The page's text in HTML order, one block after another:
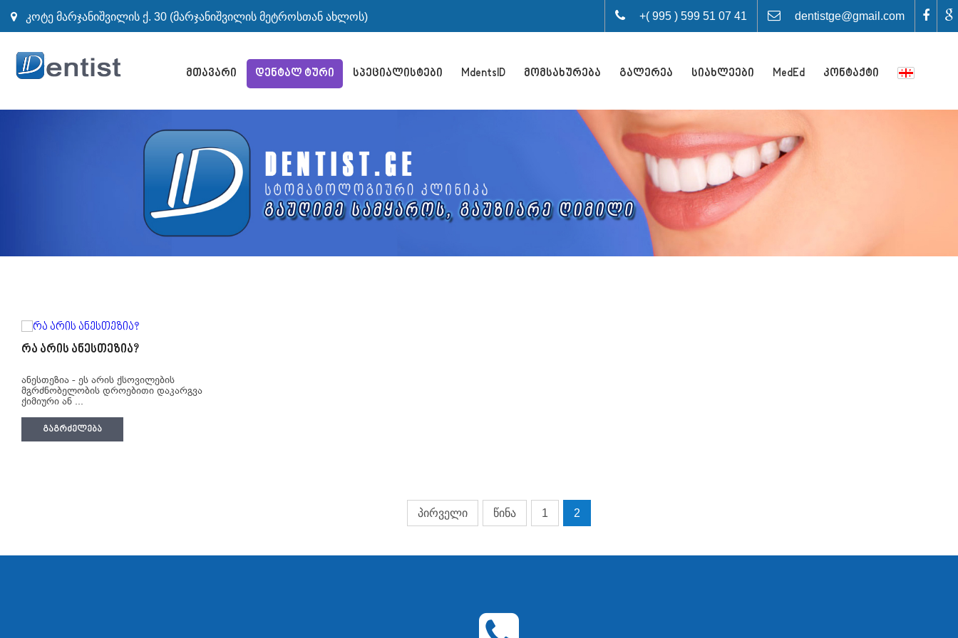
კოტე მარჯანიშვილის ქ. 30 (მარჯანიშვილის მეტროსთან ახლოს) +( 995 ) 599 51 07 41 dentistge@gmail.com
მთავარი დენტალ ტური სპეციალისტები MdentsID მომსახურება გალერეა სიახლეები MedEd კონტაქტი
რა არის ანესთეზია?
ანესთეზია - ეს არის ქსოვილების
მგრძნობელობის დროებითი დაკარგვა
ქიმიური ან ...
ᲒᲐᲒᲠᲫᲔᲚᲔᲑᲐ
პირველი წინა 1 2